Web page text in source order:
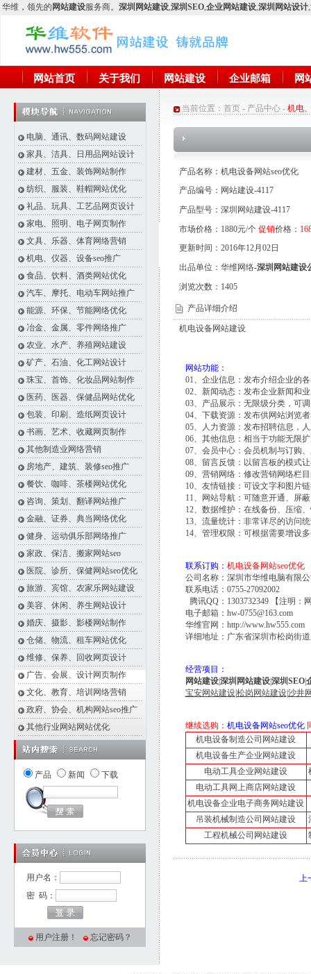
华维 ，领先的 网站建设服务商。 深圳网站建设,深圳SEO,企业网站建设,深圳网站设计,
网站首页 关于我们 网站建设 企业邮箱 网
电脑、通讯、数码网站建设
家具、洁具、日用品网站设计
建材、五金、装饰网站制作
纺织、服装、鞋帽网站优化
礼品、玩具、工艺品网页设计
家电、照明、电子网页制作
文具、乐器、体育网络营销
机电、仪器、设备seo推广
食品、饮料、酒类网站优化
汽车、摩托、电动车网站推广
能源、环保、节能网络优化
冶金、金属、零件网络推广
农业、水产、养殖网站建设
矿产、石油、化工网站设计
珠宝、首饰、化妆品网站制作
医药、医器、保健品网站优化
包装、印刷、造纸网页设计
书画、艺术、收藏网页制作
其他制造业网络营销
房地产、建筑、装修seo推广
餐饮、咖啡、茶楼网站优化
咨询、策划、翻译网站推广
金融、证券、典当网络优化
健身、运动俱乐部网络推广
家政、保洁、搬家网站seo
医院、诊所、保健网站seo优化
旅游、宾馆、农家乐网站建设
美容、休闲、养生网站设计
婚庆、摄影、影楼网站制作
仓储、物流、租车网站优化
维修、保养、回收网页设计
广告、会展、设计网页制作
文化、教育、培训网络营销
政府、协会、机构网站seo推广
其他行业网站网站优化
产品 新闻 下载
用户名：
密 码：
用户注册！ 忘记密码？
当前位置： 首页 - 产品中心 - 机电
产品名称：机电设备网站seo优化
产品编号：网站建设-4117
产品型号：深圳网站建设-4117
市场价格：1880元/个 促销价格：
更新时间：2016年12月02日
出品单位：华维网络-深圳网站建设
浏览次数： 1405
产品详细介绍
机电设备网站建设
网站功能：
01、企业信息：发布介绍企业的
02、新闻动态：发布企业新闻和
03、产品展示：无限级分类，可
04、下载资源：发布供网站浏览
05、人力资源：发布招聘信息，
06、其他信息：相当于功能无限
07、会员中心：会员机制与订购
08、留言反馈：以留言板的模式
09、营销网络：修改营销网络栏
10、友情链接：可设文字和图片
11、网站导航：可随意开通、屏
12、数据维护：在线备份、压缩
13、流量统计：非常详尽的访问
14、管理权限：可根据需要增设
联系订购： 机电设备网站seo优化
公司名称：深圳市华维电脑有限
联系电话：0755-27092002
腾讯QQ：1303732349 【注明：
电子邮箱：hw-0755@163.com
华维官网： http://www.hw555.com
详细地址：广东省深圳市松岗街
经营项目：
网站建设|深圳网站建设|深圳SEO|
宝安网站建设|松岗网站建设|沙井
继续选购： 机电设备网站seo优化
机电设备制造公司网站建设
机电设备生产企业网站建设
电动工具企业网站建设
电动工具网上商店网站建设
机电设备企业电子商务网站建设
吊装机械制造公司网站建设
工程机械公司网站建设
上